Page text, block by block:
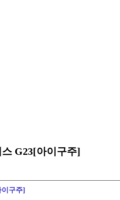
G23[아이구주]
구주]